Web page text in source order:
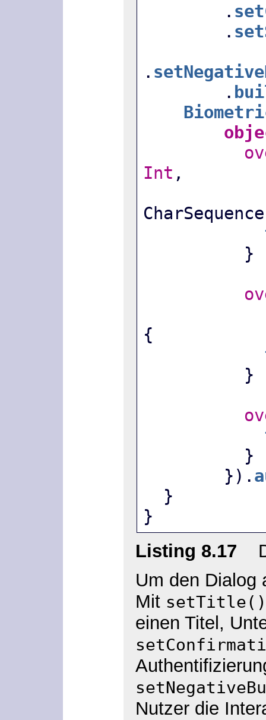
        .
        .
.
        .
Int ,
          }
{
          }
          }
        }).
  }
}
Listing 8.17
Um den Dialog
Mit setTitle()
einen Titel,
Nutzer die